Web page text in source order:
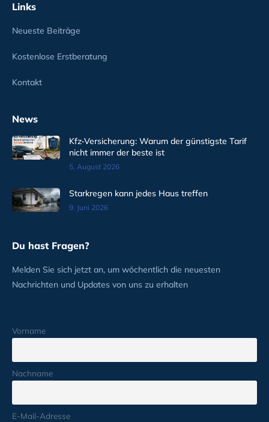
Links
Neueste Beiträge
Kostenlose Erstberatung
Kontakt
News
Kfz-Versicherung: Warum der günstigste Tarif
nicht immer der beste ist
5. August 2026
Starkregen kann jedes Haus treffen
9. Juni 2026
Du hast Fragen?
Melden Sie sich jetzt an, um wöchentlich die neuesten
Nachrichten und Updates von uns zu erhalten
Vorname
Nachname
E-Mail-Adresse